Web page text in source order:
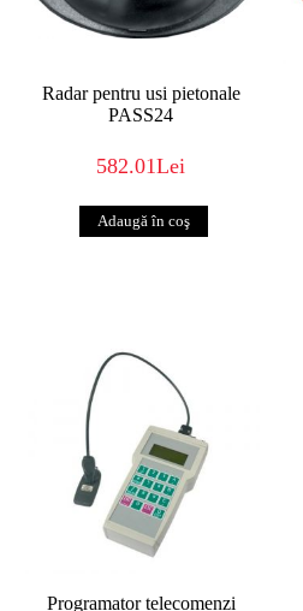
Radar pentru usi pietonale
PASS24
582.01Lei
Programator telecomenzi